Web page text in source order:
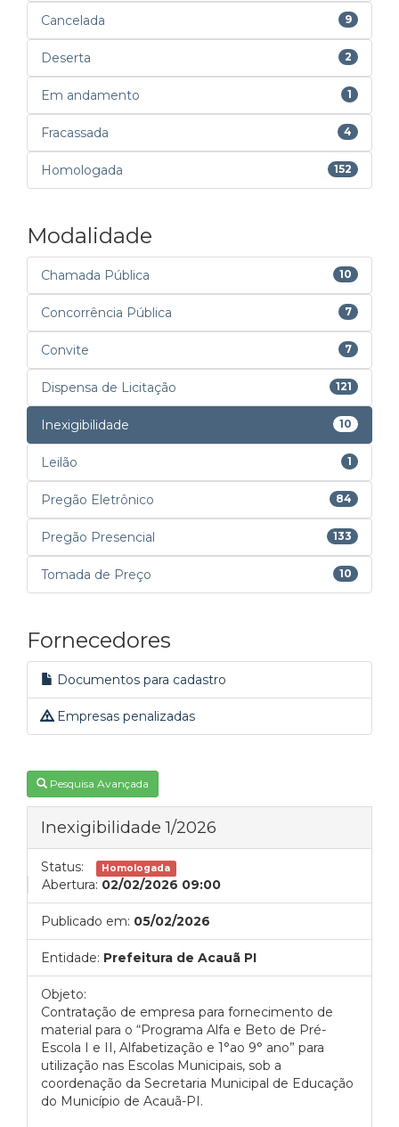
Cancelada 9
Deserta 2
Em andamento 1
Fracassada 4
Homologada 152
Modalidade
Chamada Pública 10
Concorrência Pública 7
Convite 7
Dispensa de Licitação 121
Inexigibilidade 10
Leilão 1
Pregão Eletrônico 84
Pregão Presencial 133
Tomada de Preço 10
Fornecedores
Documentos para cadastro
Empresas penalizadas
Pesquisa Avançada
Inexigibilidade 1/2026
Status: Homologada
Abertura: 02/02/2026 09:00
Publicado em: 05/02/2026
Entidade: Prefeitura de Acauã PI
Objeto:
Contratação de empresa para fornecimento de
material para o “Programa Alfa e Beto de Pré-
Escola I e II, Alfabetização e 1°ao 9° ano” para
utilização nas Escolas Municipais, sob a
coordenação da Secretaria Municipal de Educação
do Município de Acauã-PI.